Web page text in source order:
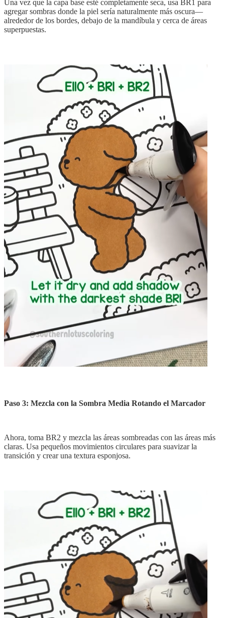
Una vez que la capa base esté completamente seca, usa BR1 para
agregar sombras donde la piel sería naturalmente más oscura—
alrededor de los bordes, debajo de la mandíbula y cerca de áreas
superpuestas.
Paso 3: Mezcla con la Sombra Media Rotando el Marcador
Ahora, toma BR2 y mezcla las áreas sombreadas con las áreas más
claras. Usa pequeños movimientos circulares para suavizar la
transición y crear una textura esponjosa.